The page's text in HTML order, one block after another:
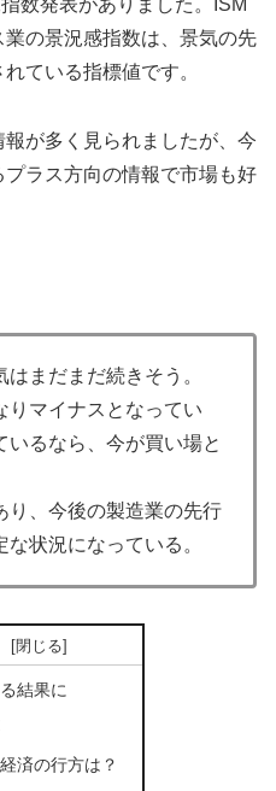
数発表がありました。ISM
の景況感指数は、景気の先
ている指標値です。
が多く見られましたが、今
ラス方向の情報で市場も好
はまだまだ続きそう。
りマイナスとなってい
いるなら、今が買い場と
り、今後の製造業の先行
状況になっている。
結果に
済の行方は？